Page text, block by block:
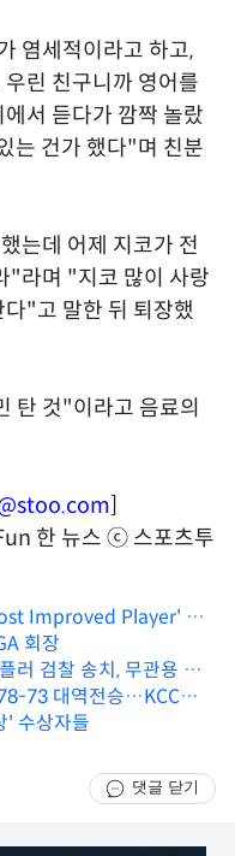
염세적이라고 하고,
린 친구니까 영어를
서 듣다가 깜짝 놀랐
는 건가 했다"며 친분
는데 어제 지코가 전
"라며 "지코 많이 사랑
"고 말한 뒤 퇴장했
탄 것"이라고 음료의
]
한 뉴스 ⓒ 스포츠투
Improved Player' 수
회장
러 검찰 송치, 무관용 대
73 대역전승…KCC도
' 수상자들
댓글 닫기